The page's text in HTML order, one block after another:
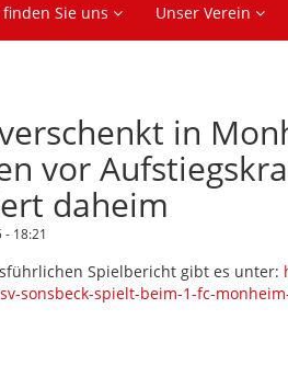
finden Sie uns Unser Verein
verschenkt in
vor
daheim
- 18:21
Spielbericht gibt es unter:
sonsbeck-spielt-beim-1-fc-